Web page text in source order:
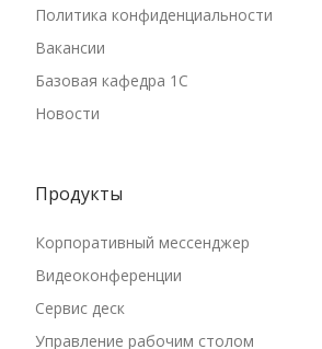
Политика конфиденциальности
Вакансии
Базовая кафедра 1С
Новости
Продукты
Корпоративный мессенджер
Видеоконференции
Сервис деск
Управление рабочим столом